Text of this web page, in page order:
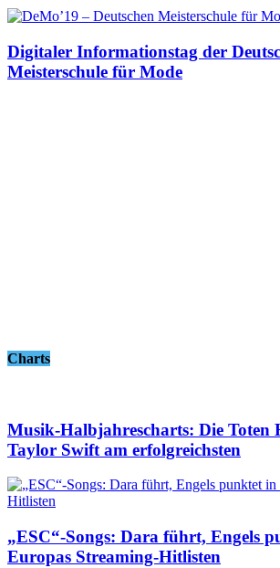
Digitaler Informationstag der
Meisterschule für Mode
Charts
Musik-Halbjahrescharts: Die Toten
Taylor Swift am erfolgreichsten
„ESC“-Songs: Dara führt, Engels
Europas Streaming-Hitlisten